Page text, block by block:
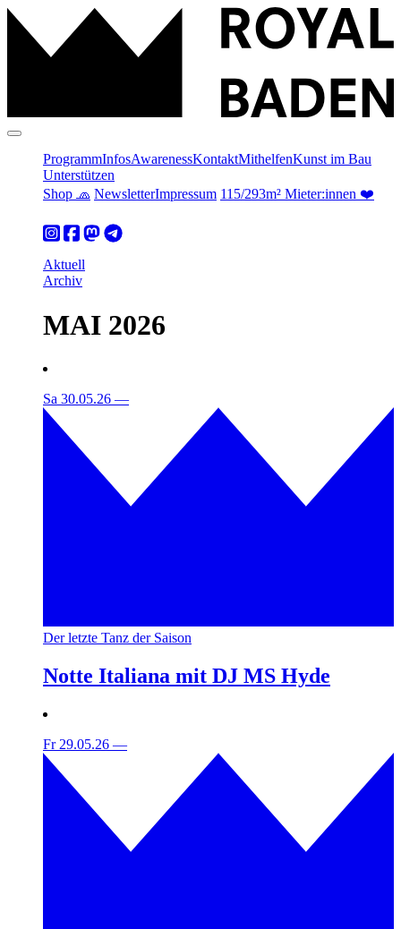
ProgrammInfosAwarenessKontaktMithelfenKunst im Bau
Unterstützen
Shop 🧢 NewsletterImpressum 115/293m² Mieter:innen ❤️
Aktuell
Archiv
MAI 2026
Sa 30.05.26 —
Der letzte Tanz der Saison
Notte Italiana mit DJ MS Hyde
Fr 29.05.26 —